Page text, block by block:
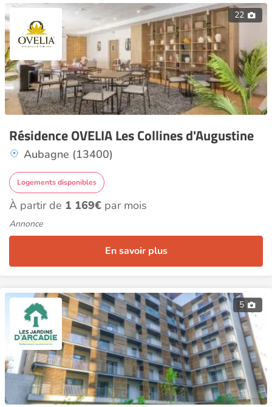
22
Résidence OVELIA Les Collines d'Augustine
Aubagne (13400)
Logements disponibles
À partir de 1 169€ par mois
Annonce
En savoir plus
5